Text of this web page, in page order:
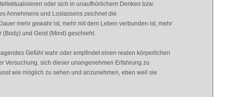
oder sich in unaufhörlichem Denken bzw.
Annehmens und Loslassens zeichnet die
mehr gewahr ist, mehr mit dem Leben verbunden ist, mehr
und Geist (Mind) geschieht.
Gefühl wahr oder empfindet einen realen körperlichen
Versuchung, sich dieser unangenehmen Erfahrung zu
wie möglich zu sehen und anzunehmen, eben weil sie